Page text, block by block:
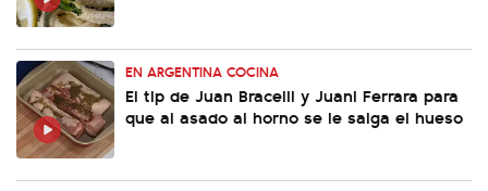
EN ARGENTINA COCINA
El tip de Juan Bracelli y Juani Ferrara para
que al asado al horno se le salga el hueso